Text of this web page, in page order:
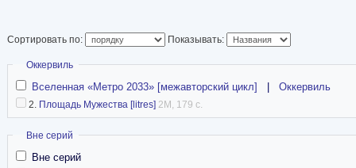
Метропедия
ФантЛаб
Сортировать по: Показывать:
Скрыть
Оккервиль
Вселенная «Метро 2033» [межавторский цикл] Оккервиль
2. Площадь Мужества [litres] 2M, 179 с.
Скрыть
Вне серий
Вне серий